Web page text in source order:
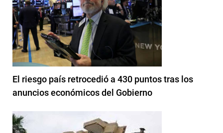
El riesgo país retrocedió a 430 puntos tras los
anuncios económicos del Gobierno